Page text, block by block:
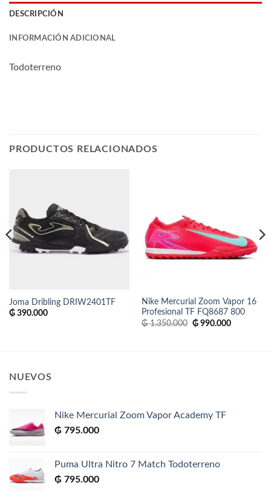
DESCRIPCIÓN
INFORMACIÓN ADICIONAL
Todoterreno
PRODUCTOS RELACIONADOS
Joma Dribling DRIW2401TF
₲390.000
Nike Mercurial Zoom Vapor 16
Profesional TF FQ8687 800
₲1.350.000 El
₲990.000El
NUEVOS
Nike Mercurial Zoom Vapor Academy TF
₲ 795.000
Puma Ultra Nitro 7 Match Todoterreno
₲ 795.000